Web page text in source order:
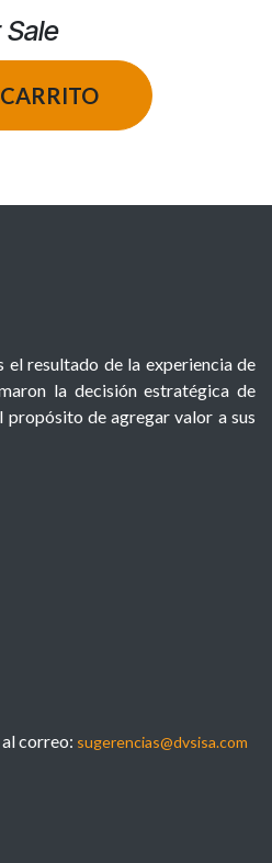
el resultado de la experiencia de
la decisión estratégica de
propósito de agregar valor a sus
correo: sugerencias@dvsisa.com